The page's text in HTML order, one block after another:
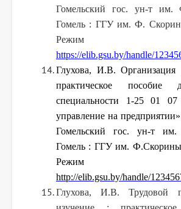
Гомельский гос. ун-т
Гомель : ГГУ им. Ф.
Режим
https://elib.gsu.by/handle/
Глухова, И.В. Организация
практическое пособие
специальности 1-25 01
управление на
Гомельский гос. ун-т
Гомель : ГГУ им.
Режим
http://elib.gsu.by/handle/
Глухова, И.В. Трудовой